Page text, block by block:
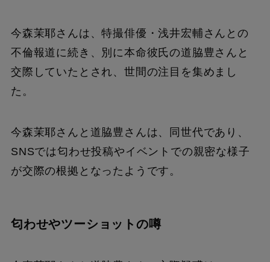
今森茉耶さんは、特撮俳優・浅井宏輔さんとの
不倫報道に続き、別に本命彼氏の道脇豊さんと
交際していたとされ、世間の注目を集めまし
た。
今森茉耶さんと道脇豊さんは、同世代であり、
SNSでは匂わせ投稿やイベントでの親密な様子
が交際の根拠となったようです。
匂わせやツーショットの噂